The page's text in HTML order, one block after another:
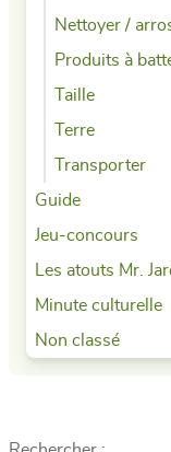
Nettoyer /
Produits à
Taille
Terre
Transporter
Guide
Jeu-concours
Les atouts Mr.
Minute culturelle
Non classé